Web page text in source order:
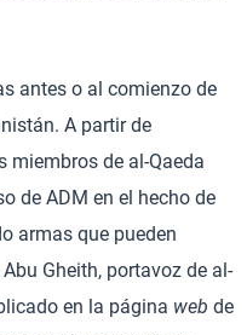
antes o al comienzo de
A partir de
miembros de al-Qaeda
de ADM en el hecho de
armas que pueden
Gheith, portavoz de al-
en la página web de